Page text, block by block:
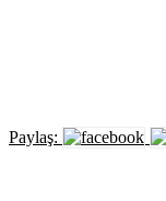
Paylaş: